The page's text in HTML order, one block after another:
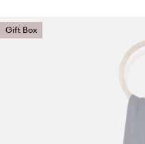
Gift Box